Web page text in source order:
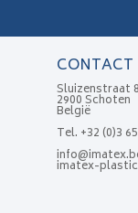
CONTACT
Sluizenstraat
2900 Schoten
België
Tel. +32 (0)3
imatex-